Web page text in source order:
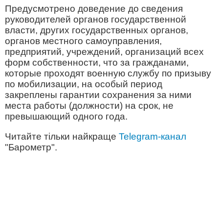
Предусмотрено доведение до сведения
руководителей органов государственной
власти, других государственных органов,
органов местного самоуправления,
предприятий, учреждений, организаций всех
форм собственности, что за гражданами,
которые проходят военную службу по призыву
по мобилизации, на особый период
закреплены гарантии сохранения за ними
места работы (должности) на срок, не
превышающий одного года.
Читайте тільки найкраще Telegram-канал
"Барометр".